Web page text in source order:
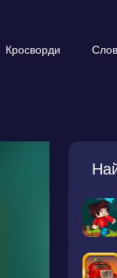
Кросворди